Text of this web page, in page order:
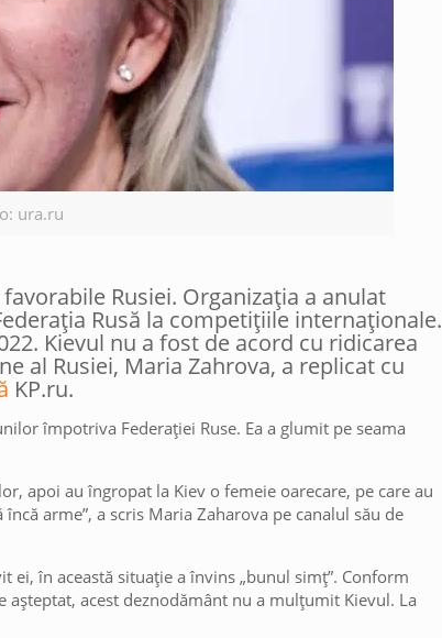
ura.ru
Rusiei. Organizația a anulat
Rusă la competițiile internaționale.
Kievul nu a fost de acord cu ridicarea
al Rusiei, Maria Zahrova, a replicat cu
KP.ru.
împotriva Federației Ruse. Ea a glumit pe seama
apoi au îngropat la Kiev o femeie oarecare, pe care au
arme”, a scris Maria Zaharova pe canalul său de
ei, în această situație a învins „bunul simț”. Conform
acest deznodământ nu a mulțumit Kievul. La